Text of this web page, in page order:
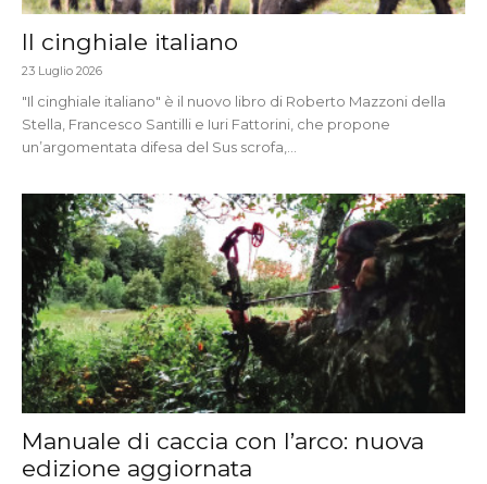
Il cinghiale italiano
23 Luglio 2026
"Il cinghiale italiano" è il nuovo libro di Roberto Mazzoni della
Stella, Francesco Santilli e Iuri Fattorini, che propone
un’argomentata difesa del Sus scrofa,...
Manuale di caccia con l’arco: nuova
edizione aggiornata